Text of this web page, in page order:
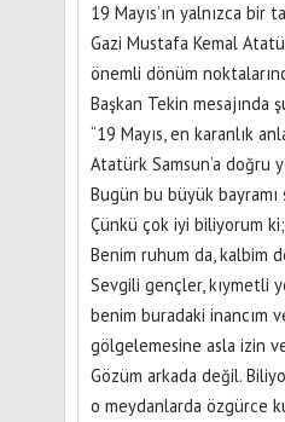
19 Mayıs’ın yalnızca
Gazi Mustafa Kemal
önemli dönüm
Başkan Tekin mesajında
“19 Mayıs, en karanlık
Atatürk Samsun’a doğru
Bugün bu büyük bayramı
Çünkü çok iyi biliyorum
Benim ruhum da, kalbim
Sevgili gençler, kıymetli
benim buradaki inancım
gölgelemesine asla izin
Gözüm arkada değil.
o meydanlarda özgürce